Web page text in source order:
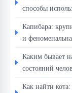
способы
Капибара:
и
Каким бывает
состояний
Как найти